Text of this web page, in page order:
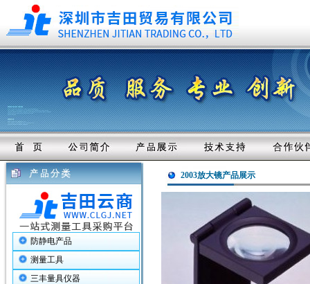
防静电产品
测量工具
三丰量具仪器
2003放大镜产品展示